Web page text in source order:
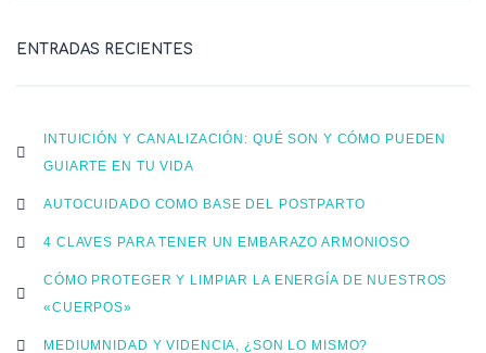
ENTRADAS RECIENTES
INTUICIÓN Y CANALIZACIÓN: QUÉ SON Y CÓMO PUEDEN
GUIARTE EN TU VIDA
AUTOCUIDADO COMO BASE DEL POSTPARTO
4 CLAVES PARA TENER UN EMBARAZO ARMONIOSO
CÓMO PROTEGER Y LIMPIAR LA ENERGÍA DE NUESTROS
«CUERPOS»
MEDIUMNIDAD Y VIDENCIA, ¿SON LO MISMO?